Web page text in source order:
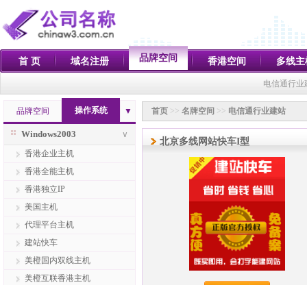
首 页 域名注册 品牌空间 香港空间 多线主
电信通行业
品牌空间 操作系统 ▼
∨
Windows2003
香港企业主机
香港全能主机
香港独立IP
美国主机
代理平台主机
建站快车
美橙国内双线主机
美橙互联香港主机
首页 >> 名牌空间 >> 电信通行业建站
北京多线网站快车I型